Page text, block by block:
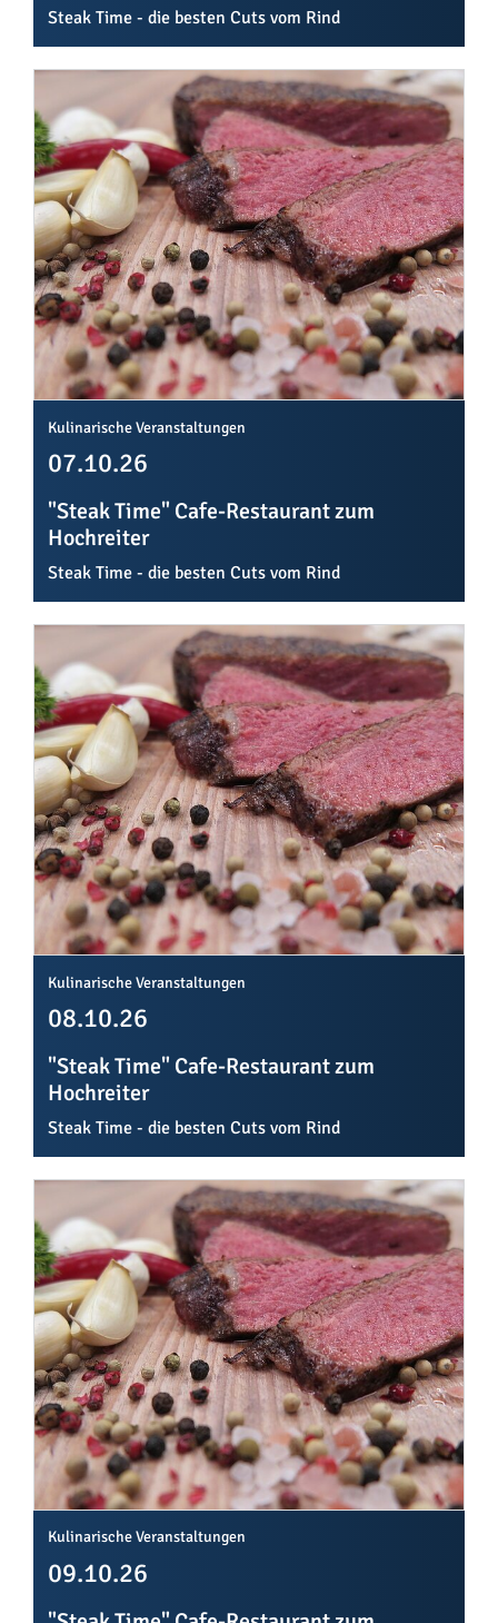
Steak Time - die besten Cuts vom Rind
Kulinarische Veranstaltungen
07.10.26
"Steak Time" Cafe-Restaurant zum
Hochreiter
Steak Time - die besten Cuts vom Rind
Kulinarische Veranstaltungen
08.10.26
"Steak Time" Cafe-Restaurant zum
Hochreiter
Steak Time - die besten Cuts vom Rind
Kulinarische Veranstaltungen
09.10.26